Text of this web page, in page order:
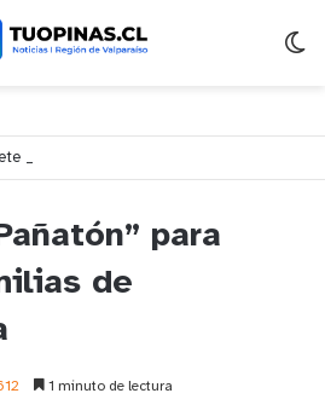
para
de
1 minuto de lectura